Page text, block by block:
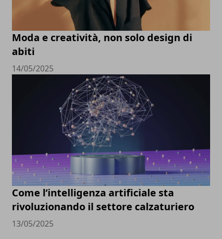
Moda e creatività, non solo design di
abiti
14/05/2025
Come l’intelligenza artificiale sta
rivoluzionando il settore calzaturiero
13/05/2025